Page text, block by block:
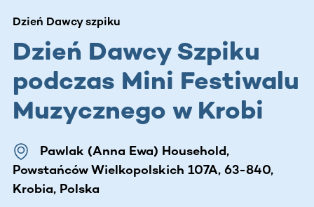
Dzień Dawcy szpiku
Dzień Dawcy Szpiku
podczas Mini Festiwalu
Muzycznego w Krobi
Pawlak (Anna Ewa) Household,
Powstańców Wielkopolskich 107A, 63-840,
Krobia, Polska